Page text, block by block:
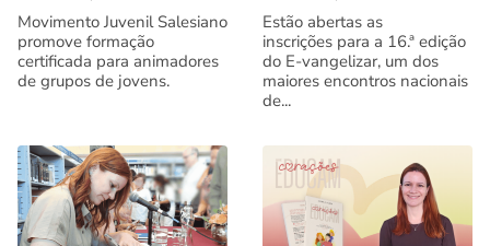
Movimento Juvenil Salesiano
promove formação
certificada para animadores
de grupos de jovens.
Estão abertas as
inscrições para a 16.ª edição
do E-vangelizar, um dos
maiores encontros nacionais
de...